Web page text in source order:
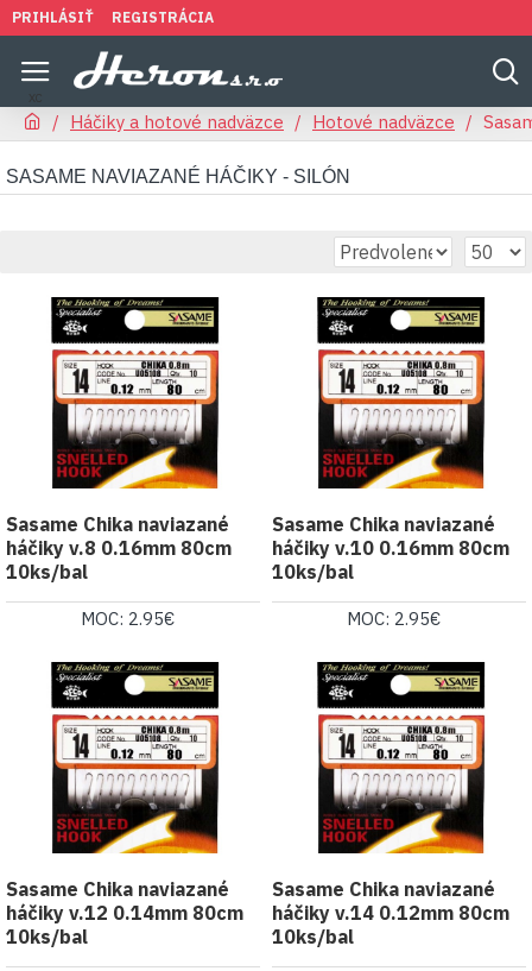
PRIHLÁSIŤ REGISTRÁCIA
Háčiky a hotové nadväzce Hotové nadväzce
SASAME NAVIAZANÉ HÁČIKY - SILÓN
Sasame Chika naviazané
háčiky v.8 0.16mm 80cm
10ks/bal
MOC: 2.95€
Sasame Chika naviazané
háčiky v.10 0.16mm 80cm
10ks/bal
MOC: 2.95€
Sasame Chika naviazané
háčiky v.12 0.14mm 80cm
10ks/bal
Sasame Chika naviazané
háčiky v.14 0.12mm 80cm
10ks/bal